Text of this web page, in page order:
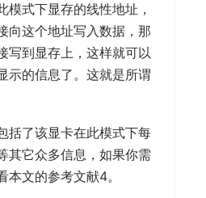
模式下显存的线性地址，
向这个地址写入数据，那
写到显存上，这样就可以
示的信息了。这就是所谓
括了该显卡在此模式下每
其它众多信息，如果你需
本文的参考文献4。